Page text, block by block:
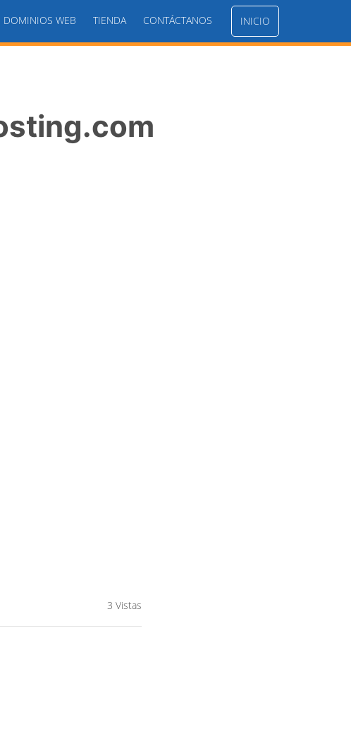
DOMINIOS WEB TIENDA CONTÁCTANOS INICIO
3 Vistas